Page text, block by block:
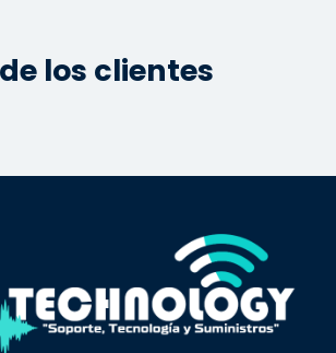
los clientes